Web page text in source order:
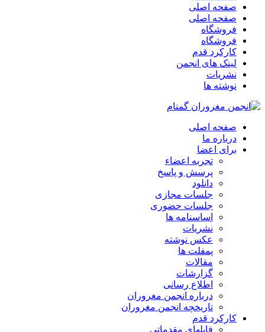
صفحه اصلی
صفحه اصلی
فروشگاه
فروشگاه
کارکرد قدم
لینک های انجمن
نشریات
نوشته ها
صفحه اصلی
درباره ما
برای اعضا
تجربه اعضاء
پرسش و پاسخ
دانلود
جلسات مجازی
جلسات حضوری
اساسنامه ها
نشریات
عکس نوشته
پمفلت ها
مقالات
گزارشات
اطلاع رسانی
درباره انجمن مغروران
تاریخچه انجمن مغروران
کارکرد قدم
فایلهای مقدماتی